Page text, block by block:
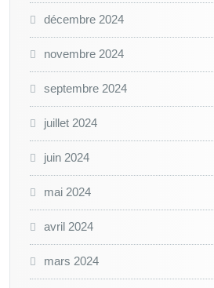
décembre 2024
novembre 2024
septembre 2024
juillet 2024
juin 2024
mai 2024
avril 2024
mars 2024